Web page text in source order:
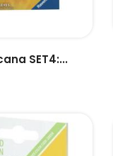
SET4:...